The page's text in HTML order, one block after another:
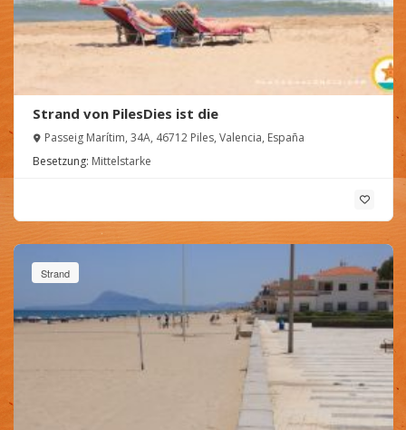
Strand von PilesDies ist die
Passeig Marítim, 34A, 46712 Piles, Valencia, España
Besetzung: Mittelstarke
Strand